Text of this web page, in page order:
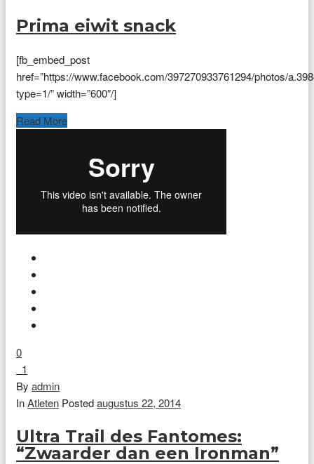
Prima eiwit snack
[fb_embed_post
href=”https://www.facebook.com/397270933761294/photos/
type=1/” width=”600″/]
Read More
0
1
By admin
InAtleten Postedaugustus 22, 2014
Ultra Trail des Fantomes:
“Zwaarder dan een Ironman”